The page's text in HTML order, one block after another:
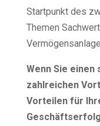
Startpunkt des
Themen
Wenn Sie
zahlreichen
Vorteilen für